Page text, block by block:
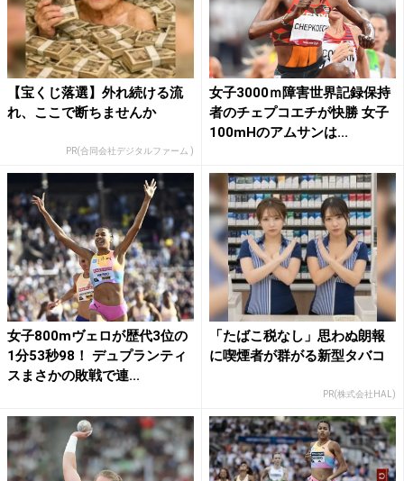
【宝くじ落選】外れ続ける流
れ、ここで断ちませんか
PR(合同会社デジタルファーム )
女子3000ｍ障害世界記録保持
者のチェプコエチが快勝 女子
100mHのアムサンは...
女子800mヴェロが歴代3位の
1分53秒98！ デュプランティ
スまさかの敗戦で連...
「たばこ税なし」思わぬ朗報
に喫煙者が群がる新型タバコ
PR(株式会社HAL)